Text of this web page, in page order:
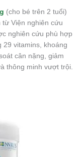
(cho bé trên 2 tuổi)
Viện nghiên cứu
nghiên cứu phù hợp
29 vitamins, khoáng
cân nặng, giảm
thông minh vượt trội.